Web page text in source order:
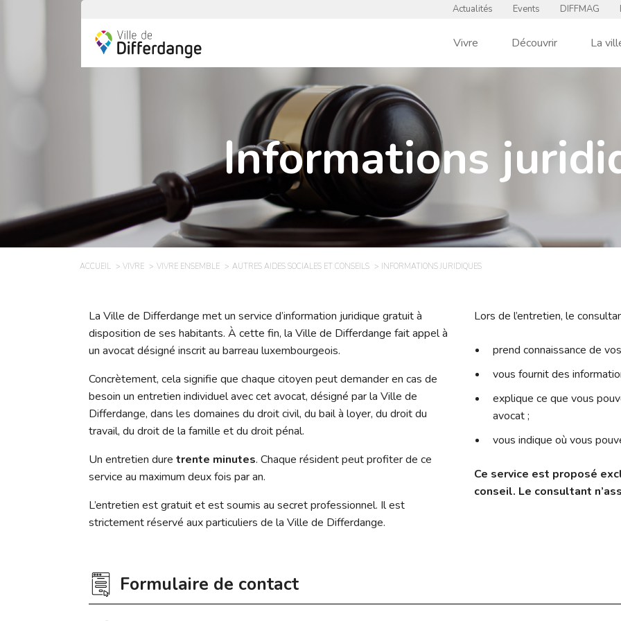
Actualités Events DIFFMAG
Vivre Découvrir La
Informations
ACCUEIL VIVRE VIVRE ENSEMBLE AUTRES AIDES SOCIALES ET CONSEILS INFORMATIONS JURIDIQUES
La Ville de Differdange met un service d’information juridique gratuit à
disposition de ses habitants. À cette fin, la Ville de Differdange fait appel à
un avocat désigné inscrit au barreau luxembourgeois.
Concrètement, cela signifie que chaque citoyen peut demander en cas de
besoin un entretien individuel avec cet avocat, désigné par la Ville de
Differdange, dans les domaines du droit civil, du bail à loyer, du droit du
travail, du droit de la famille et du droit pénal.
Un entretien dure trente minutes. Chaque résident peut profiter de ce
service au maximum deux fois par an.
L’entretien est gratuit et est soumis au secret professionnel. Il est
strictement réservé aux particuliers de la Ville de Differdange.
Lors de l’entretien, le
prend connaissance de
vous fournit des
explique ce que vous
avocat ;
vous indique où vous
Ce service est proposé
conseil. Le consultant
Formulaire de contact